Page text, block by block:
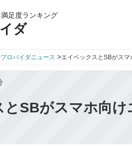
足度ランキング
ダ
プロバイダニュース >エイベックスとSBがスマ
とSBがスマホ向